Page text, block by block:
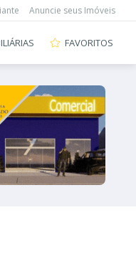
Anuncie seus Imóveis
FAVORITOS